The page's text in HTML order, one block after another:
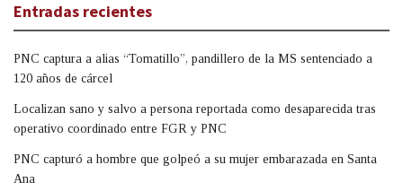
Entradas recientes
PNC captura a alias “Tomatillo”, pandillero de la MS sentenciado a
120 años de cárcel
Localizan sano y salvo a persona reportada como desaparecida tras
operativo coordinado entre FGR y PNC
PNC capturó a hombre que golpeó a su mujer embarazada en Santa
Ana